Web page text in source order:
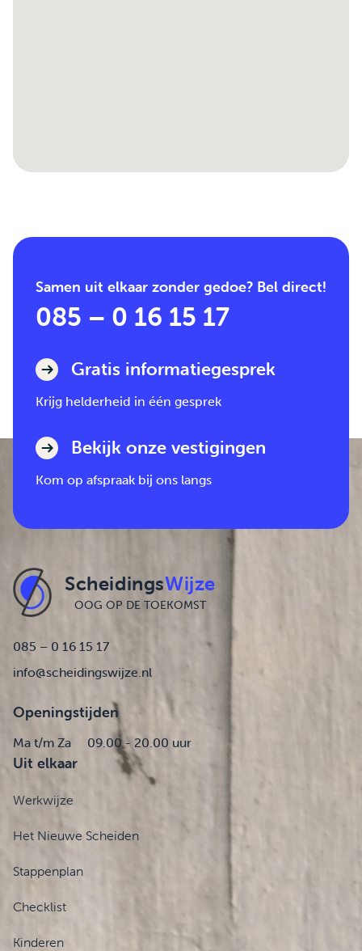
Samen uit elkaar zonder gedoe? Bel direct!
085 – 0 16 15 17
Gratis informatiegesprek
Krijg helderheid in één gesprek
Bekijk onze vestigingen
Kom op afspraak bij ons langs
ScheidingsWijze
OOG OP DE TOEKOMST
085 – 0 16 15 17
info@scheidingswijze.nl
Openingstijden
Ma t/m Za 09.00 - 20.00 uur
Uit elkaar
Werkwijze
Het Nieuwe Scheiden
Stappenplan
Checklist
Kinderen